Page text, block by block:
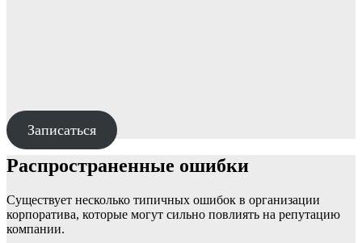
Записаться
Распространенные ошибки
Существует несколько типичных ошибок в организации
корпоратива, которые могут сильно повлиять на репутацию
компании.